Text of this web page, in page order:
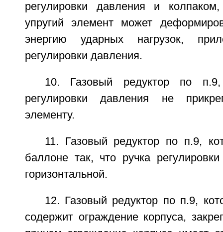
регулировки давления и
упругий элемент может
энергию ударных нагрузок,
регулировки давления.
10. Газовый редуктор по
регулировки давления не
элементу.
11. Газовый редуктор по п.9,
баллоне так, что ручка
горизонтальной.
12. Газовый редуктор по п.9,
содержит ограждение корпуса,